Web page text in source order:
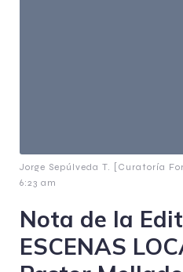
Jorge Sepúlveda T. [Curatoría
6:23 am
Nota de la
ESCENAS